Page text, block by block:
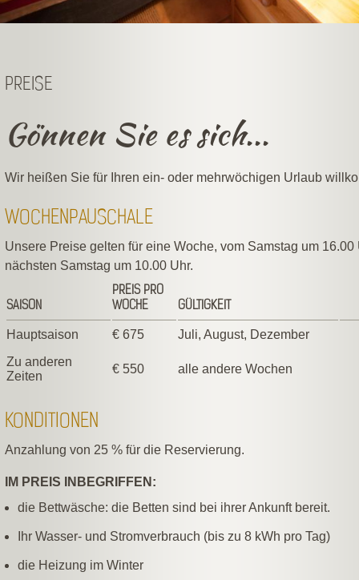
PREISE
Gönnen Sie es sich...
Wir heißen Sie für Ihren ein- oder mehrwöchigen Urlaub
WOCHENPAUSCHALE
Unsere Preise gelten für eine Woche, vom Samstag um 16.00
nächsten Samstag um 10.00 Uhr.
SAISON
PREIS PRO
WOCHE
GÜLTIGKEIT
Hauptsaison € 675
Juli, August, Dezember
Zu anderen
Zeiten
€ 550 alle andere Wochen
KONDITIONEN
Anzahlung von 25 % für die Reservierung.
IM PREIS INBEGRIFFEN:
die Bettwäsche: die Betten sind bei ihrer Ankunft bereit.
Ihr Wasser- und Stromverbrauch (bis zu 8 kWh pro Tag)
die Heizung im Winter